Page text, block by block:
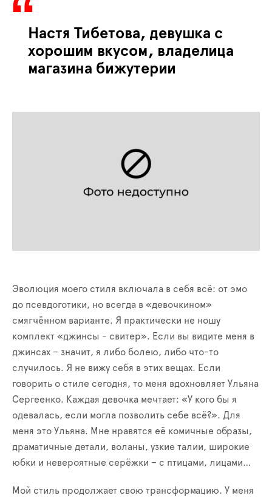
Настя Тибетова, девушка с
хорошим вкусом, владелица
магазина бижутерии
Эволюция моего стиля включала в себя всё: от эмо
до псевдоготики, но всегда в «девочкином»
смягчённом варианте. Я практически не ношу
комплект «джинсы - свитер». Если вы видите меня в
джинсах – значит, я либо болею, либо что-то
случилось. Я не вижу себя в этих вещах. Если
говорить о стиле сегодня, то меня вдохновляет Ульяна
Сергеенко. Каждая девочка мечтает: «У кого бы я
одевалась, если могла позволить себе всё?». Для
меня это Ульяна. Мне нравятся её комичные образы,
драматичные детали, воланы, узкие талии, широкие
юбки и невероятные серёжки – с птицами, лицами…
Мой стиль продолжает свою трансформацию. У меня